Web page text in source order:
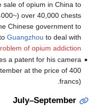
of opium in China to
Chinese government to
Guangzhou to deal with
of opium addiction
a patent for his camera
at the price of 400
francs).
July–September